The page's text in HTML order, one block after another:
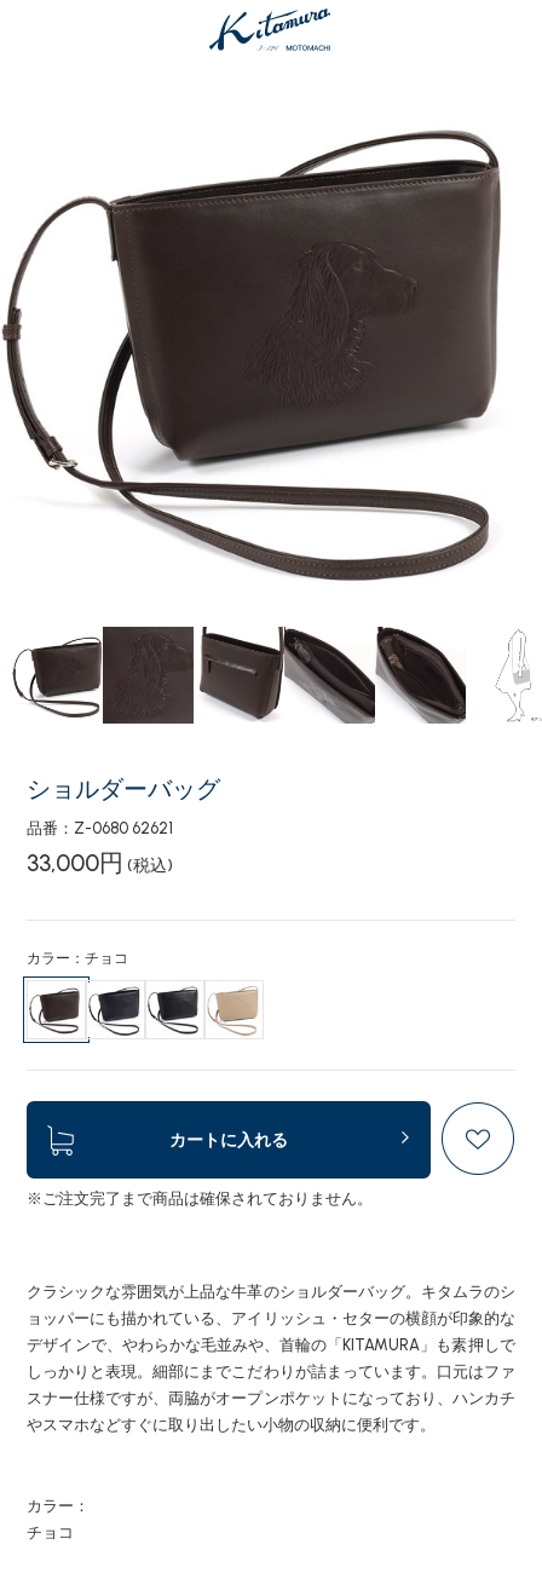
ショルダーバッグ
品番：Z-0680 62621
33,000円 (税込)
カラー：チョコ
カートに入れる
※ご注文完了まで商品は確保されておりません。
クラシックな雰囲気が上品な牛革のショルダーバッグ。キタムラのシ
ョッパーにも描かれている、アイリッシュ・セターの横顔が印象的な
デザインで、やわらかな毛並みや、首輪の「KITAMURA」も素押しで
しっかりと表現。細部にまでこだわりが詰まっています。口元はファ
スナー仕様ですが、両脇がオープンポケットになっており、ハンカチ
やスマホなどすぐに取り出したい小物の収納に便利です。
カラー：
チョコ